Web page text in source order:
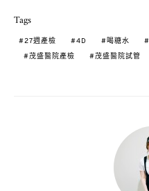
Tags
27週產檢 4D 喝糖水
茂盛醫院產檢
茂盛醫院試管